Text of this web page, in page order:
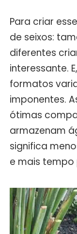
Para criar
de seixos:
diferentes
interessante.
formatos
imponentes.
ótimas
armazenam
significa
e mais tempo